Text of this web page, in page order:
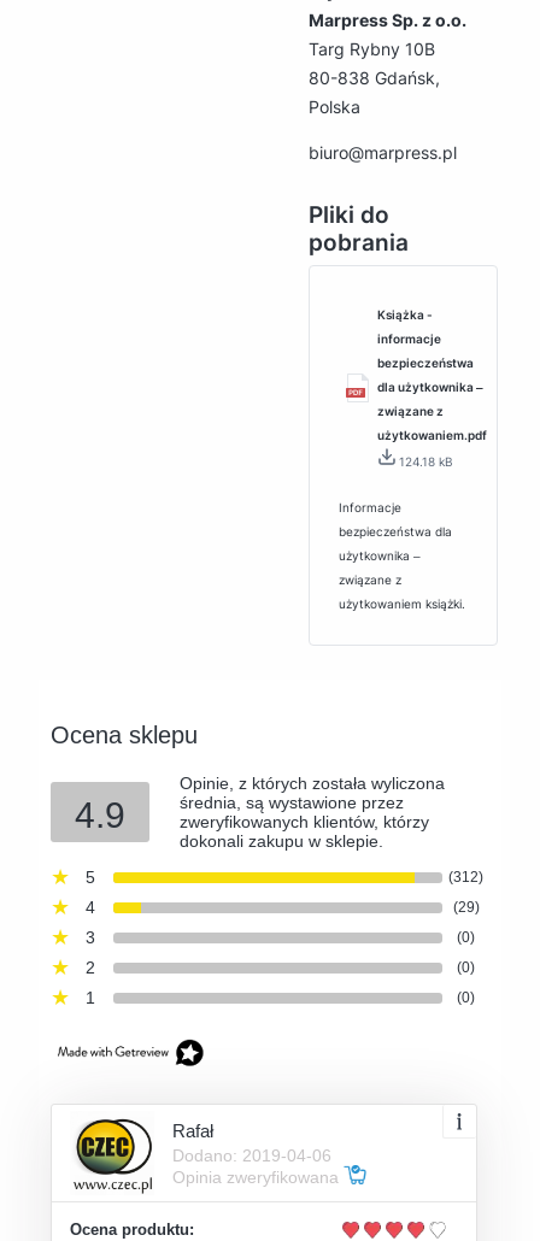
Marpress Sp. z o.o.
Targ Rybny 10B
80-838 Gdańsk,
Polska
biuro@marpress.pl
Pliki do
pobrania
Książka -
informacje
bezpieczeństwa
dla użytkownika ‒
związane z
użytkowaniem.pdf
124.18 kB
Informacje
bezpieczeństwa dla
użytkownika ‒
związane z
użytkowaniem książki.
Ocena sklepu
4.9
Opinie, z których została wyliczona
średnia, są wystawione przez
zweryfikowanych klientów, którzy
dokonali zakupu w sklepie.
5
(312)
4 (29)
3 (0)
2 (0)
1 (0)
Rafał
Dodano: 2019-04-06
Opinia zweryfikowana
Ocena produktu: